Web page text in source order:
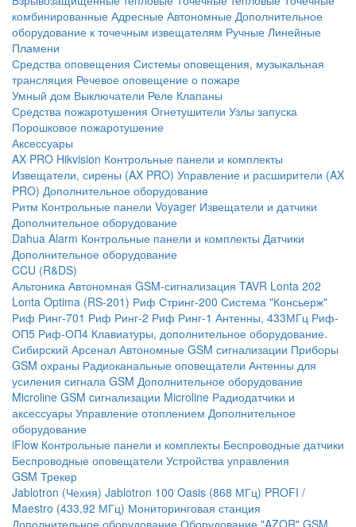
комбинированные Адресные Автономные Дополнительное
оборудование к точечным извещателям Ручные Линейные
Пламени
Средства оповещения Системы оповещения, музыкальная
трансляция Речевое оповещение о пожаре
Умный дом Выключатели Реле Клапаны
Средства пожаротушения Огнетушители Узлы запуска
Порошковое пожаротушение
Аксессуары
AX PRO Hikvision Контрольные панели и комплекты
Извещатели, сирены (AX PRO) Управление и расширители (AX
PRO) Дополнительное оборудование
Ритм Контрольные панели Voyager Извещатели и датчики
Дополнительное оборудование
Dahua Alarm Контрольные панели и комплекты Датчики
Дополнительное оборудование
CCU (R&DS)
Альтоника Автономная GSM-сигнализация TAVR Lonta 202
Lonta Optima (RS-201) Риф Стринг-200 Система "Консьерж"
Риф Ринг-701 Риф Ринг-2 Риф Ринг-1 Антенны, 433МГц Риф-
ОП5 Риф-ОП4 Клавиатуры, дополнительное оборудование.
Сибирский Арсенал Автономные GSM сигнализации Приборы
GSM охраны Радиоканальные оповещатели Антенны для
усиления сигнала GSM Дополнительное оборудование
Microline GSM cигнализации Microline Радиодатчики и
аксессуары Управление отоплением Дополнительное
оборудование
iFlow Контрольные панели и комплекты Беспроводные датчики
Беспроводные оповещатели Устройства управления
GSM Трекер
Jablotron (Чехия) Jablotron 100 Oasis (868 МГц) PROFI /
Maestro (433,92 МГц) Мониторинговая станция